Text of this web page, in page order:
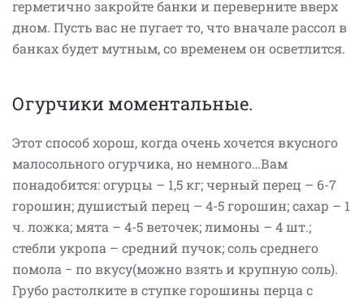
герметично закройте банки и переверните вверх
дном. Пусть вас не пугает то, что вначале рассол в
банках будет мутным, со временем он осветлится.
Огурчики моментальные.
Этот способ хорош, когда очень хочется вкусного
малосольного огурчика, но немного…Вам
понадобится: огурцы – 1,5 кг; черный перец – 6-7
горошин; душистый перец – 4-5 горошин; сахар – 1
ч. ложка; мята – 4-5 веточек; лимоны – 4 шт.;
стебли укропа – средний пучок; соль среднего
помола − по вкусу(можно взять и крупную соль).
Грубо растолките в ступке горошины перца с